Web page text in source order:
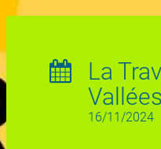
La
Vallées
16/11/2024